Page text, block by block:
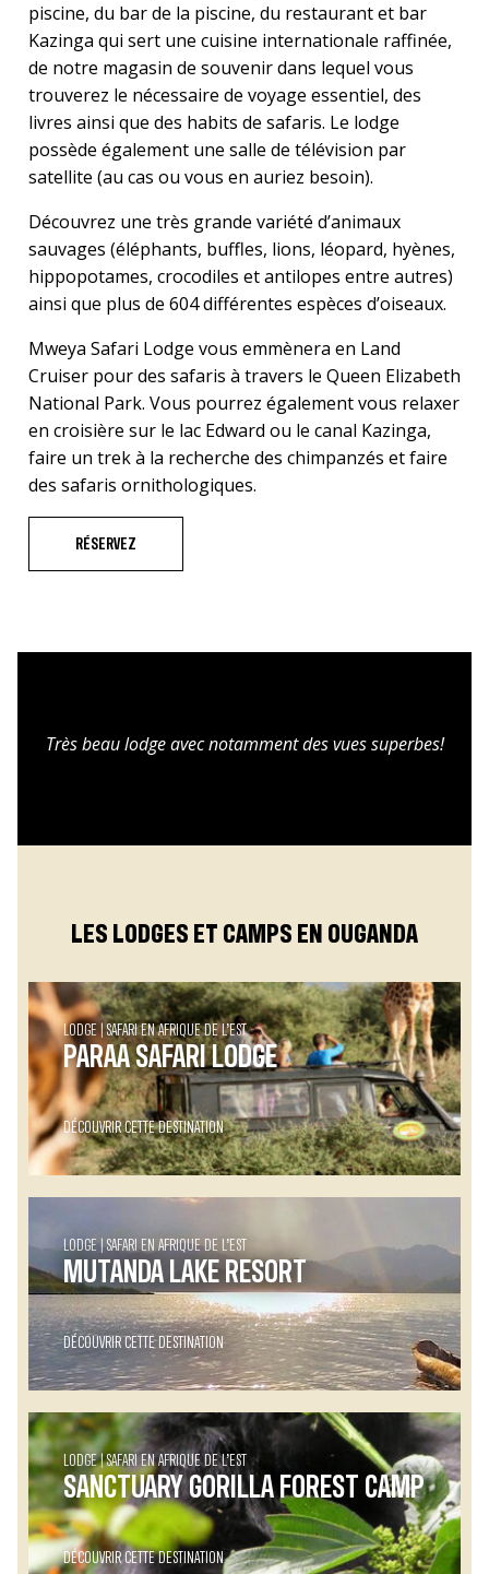
piscine, du bar de la piscine, du restaurant et bar
Kazinga qui sert une cuisine internationale raffinée,
de notre magasin de souvenir dans lequel vous
trouverez le nécessaire de voyage essentiel, des
livres ainsi que des habits de safaris. Le lodge
possède également une salle de télévision par
satellite (au cas ou vous en auriez besoin).
Découvrez une très grande variété d’animaux
sauvages (éléphants, buffles, lions, léopard, hyènes,
hippopotames, crocodiles et antilopes entre autres)
ainsi que plus de 604 différentes espèces d’oiseaux.
Mweya Safari Lodge vous emmènera en Land
Cruiser pour des safaris à travers le Queen Elizabeth
National Park. Vous pourrez également vous relaxer
en croisière sur le lac Edward ou le canal Kazinga,
faire un trek à la recherche des chimpanzés et faire
des safaris ornithologiques.
RÉSERVEZ
Très beau lodge avec notamment des vues superbes!
LES LODGES ET CAMPS EN OUGANDA
LODGE SAFARI EN AFRIQUE DE L’EST
PARAA SAFARI LODGE
DÉCOUVRIR CETTE DESTINATION
LODGE SAFARI EN AFRIQUE DE L’EST
MUTANDA LAKE RESORT
DÉCOUVRIR CETTE DESTINATION
LODGE SAFARI EN AFRIQUE DE L’EST
SANCTUARY GORILLA FOREST CAMP
DÉCOUVRIR CETTE DESTINATION